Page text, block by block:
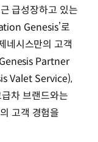
급성장하고 있는
Genesis’로
네시스만의 고객
Partner
Valet Service),
차 브랜드와는
고객 경험을